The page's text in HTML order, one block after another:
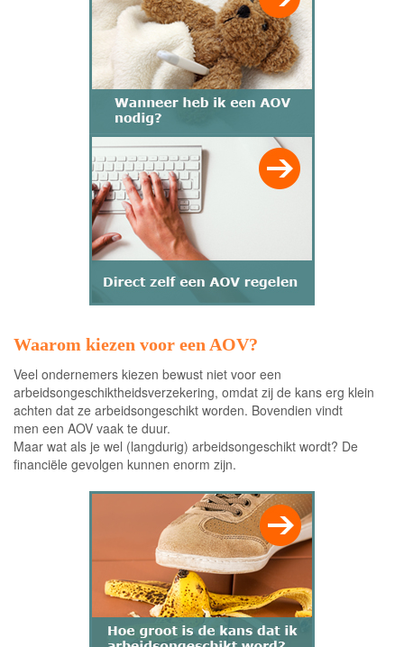
Waarom kiezen voor een AOV?
Veel ondernemers kiezen bewust niet voor een
arbeidsongeschiktheidsverzekering, omdat zij de kans erg klein
achten dat ze arbeidsongeschikt worden. Bovendien vindt
men een AOV vaak te duur.
Maar wat als je wel (langdurig) arbeidsongeschikt wordt? De
financiële gevolgen kunnen enorm zijn.